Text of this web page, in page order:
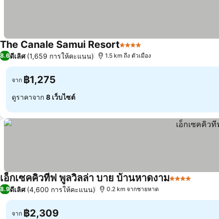
The Canale Samui Resort4 ดาว
8.6ดีเลิศ (1,659 การให้คะแนน) 1.5 km ถึง ตัวเมือง
จาก ฿1,275
ดูราคาจาก 8 เว็บไซต์
เอ็กเซคคิวทีฟ พูลวิลล่า บาย บ้านหาดงาม4 ดาว
8.9ดีเลิศ (4,600 การให้คะแนน) 0.2 km จากชายหาด
จาก ฿2,309